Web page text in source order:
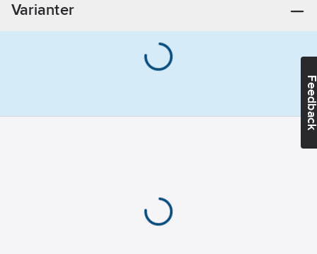
fastsättning:Ja
duschstångsdiameter:
Datum:2026-
Varianter